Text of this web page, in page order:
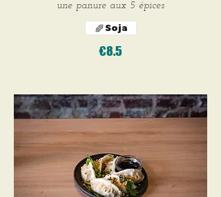
une panure aux 5 épices
€8.5
Soja